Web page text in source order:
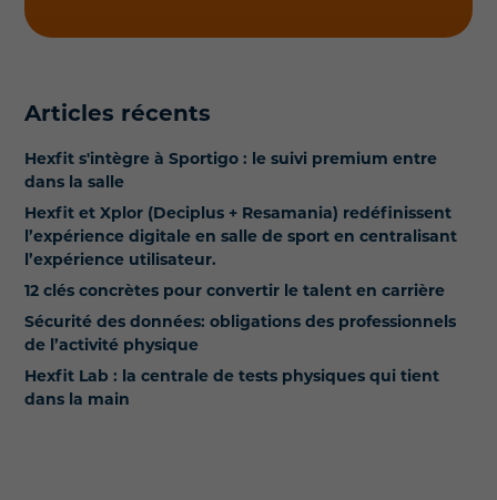
Articles récents
Hexfit s'intègre à Sportigo : le suivi premium entre
dans la salle
Hexfit et Xplor (Deciplus + Resamania) redéfinissent
l’expérience digitale en salle de sport en centralisant
l’expérience utilisateur.
12 clés concrètes pour convertir le talent en carrière
Sécurité des données: obligations des professionnels
de l’activité physique
Hexfit Lab : la centrale de tests physiques qui tient
dans la main